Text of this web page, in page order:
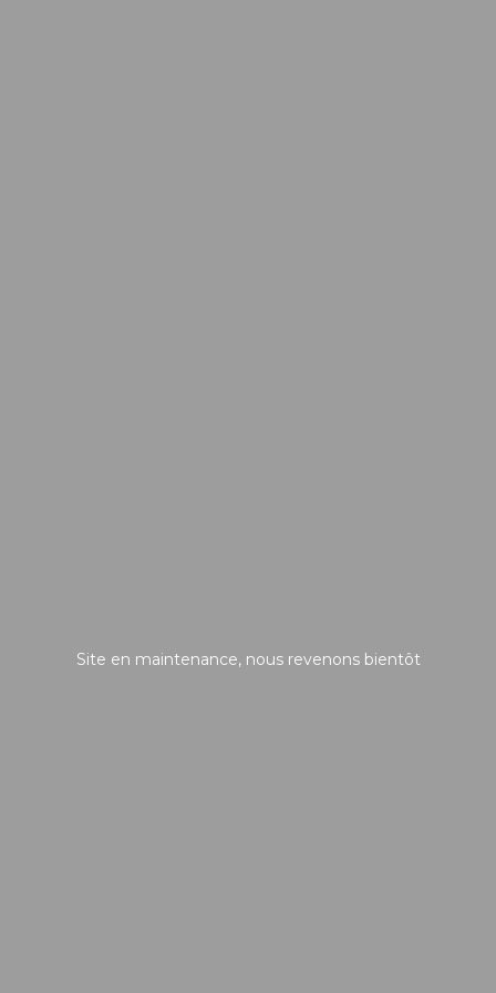
Site en maintenance, nous revenons bientôt